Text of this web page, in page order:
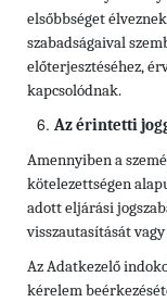
elsőbbséget
szabadságaival
előterjesztéséhez,
kapcsolódnak.
Az érintetti
Amennyiben a
kötelezettségen
adott eljárási
visszautasítását
Az Adatkezelő
kérelem